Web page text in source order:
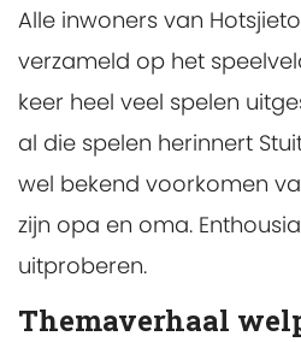
Alle inwoners van
verzameld op het
keer heel veel spelen
al die spelen herinnert
wel bekend voorkomen
zijn opa en oma.
uitproberen.
Themaverhaal